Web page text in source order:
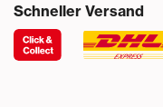
Schneller Versand